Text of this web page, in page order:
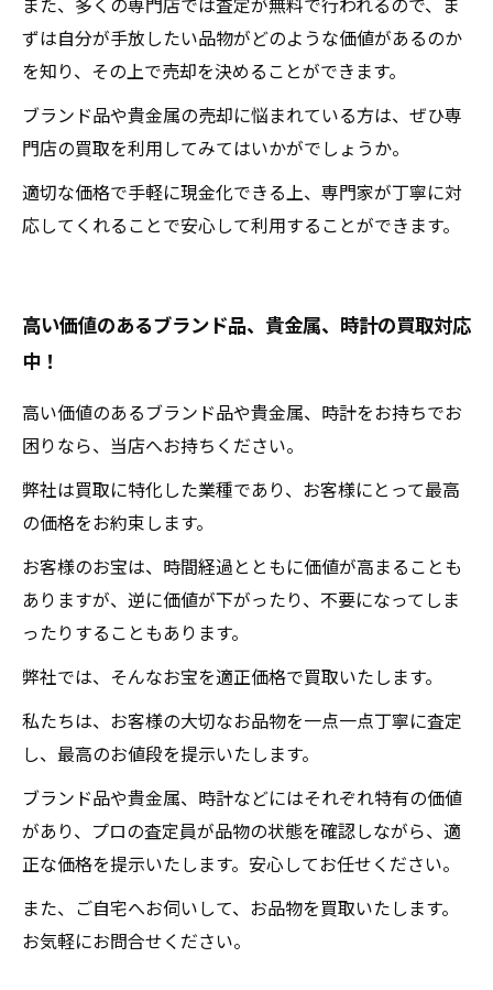
ずは自分が手放したい品物がどのような価値があるのか
を知り、その上で売却を決めることができます。
ブランド品や貴金属の売却に悩まれている方は、ぜひ専
門店の買取を利用してみてはいかがでしょうか。
適切な価格で手軽に現金化できる上、専門家が丁寧に対
応してくれることで安心して利用することができます。
高い価値のあるブランド品、貴金属、時計の買取対応
中！
高い価値のあるブランド品や貴金属、時計をお持ちでお
困りなら、当店へお持ちください。
弊社は買取に特化した業種であり、お客様にとって最高
の価格をお約束します。
お客様のお宝は、時間経過とともに価値が高まることも
ありますが、逆に価値が下がったり、不要になってしま
ったりすることもあります。
弊社では、そんなお宝を適正価格で買取いたします。
私たちは、お客様の大切なお品物を一点一点丁寧に査定
し、最高のお値段を提示いたします。
ブランド品や貴金属、時計などにはそれぞれ特有の価値
があり、プロの査定員が品物の状態を確認しながら、適
正な価格を提示いたします。安心してお任せください。
また、ご自宅へお伺いして、お品物を買取いたします。
お気軽にお問合せください。